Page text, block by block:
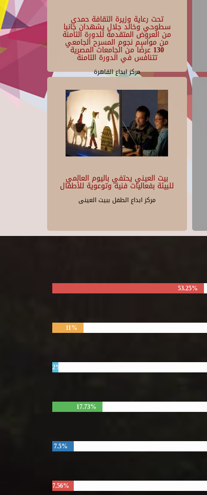
تحت رعاية وزيرة الثقافة حمدي
سطوحي وخالد جلال يشهدان جانبا
من العروض المتقدمة للدورة الثامنة
من مواسم نجوم المسرح الجامعي
130 عرضًا من الجامعات المصرية
تتنافس في الدورة الثامنة
مركز ابداع القاهرة
بيت العيني يحتفي باليوم العالمي
للبيئة بفعاليات فنية وتوعوية للأطفال
مركز ابداع الطفل ببيت العينى
53.25%
11%
2%
17.73%
7.5%
7.56%